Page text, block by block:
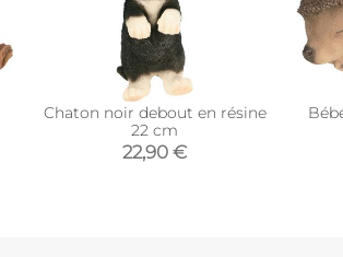
Chaton noir debout en résine
22 cm
22,90 €